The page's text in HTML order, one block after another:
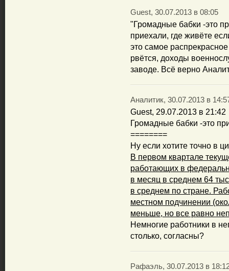
Guest, 30.07.2013 в 08:05
"Громадные бабки -это
приехали, где живёте
это самое
рвётся, доходы
заводе. Всё верно
Аналитик, 30.07.2013 в
Guest, 29.07.2013 в 21:42
Громадные бабки -это
========
Ну если хотите точно в
В первом квартале
работающих в
в месяц в среднем 64
в среднем по стране.
местном подчинении
меньше, но все равно
Немногие работники в
столько, согласны?
Рафаэль, 30.07.2013 в